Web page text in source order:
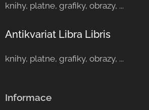
knihy, platne, grafiky, obrazy, ...
Antikvariat Libra Libris
knihy, platne, grafiky, obrazy, ...
Informace